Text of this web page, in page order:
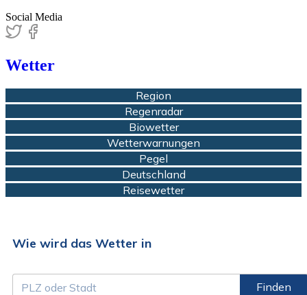
Social Media
Wetter
Region
Regenradar
Biowetter
Wetterwarnungen
Pegel
Deutschland
Reisewetter
Wie wird das Wetter in
Finden